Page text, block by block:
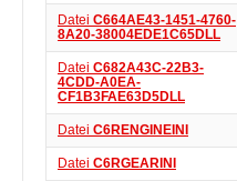
Datei C664AE43-1451-4760-
8A20-38004EDE1C65DLL
Datei C682A43C-22B3-
4CDD-A0EA-
CF1B3FAE63D5DLL
Datei C6RENGINEINI
Datei C6RGEARINI